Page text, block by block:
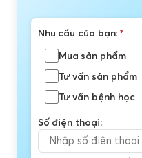
Nhu cầu của bạn:*
Mua sản phẩm
Tư vấn sản phẩm
Tư vấn bệnh học
Số điện thoại: